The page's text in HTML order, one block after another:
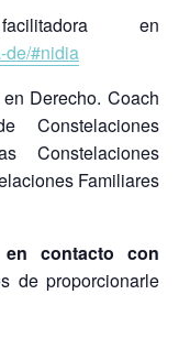
en
de/#nidia
Derecho. Coach
Constelaciones
Constelaciones
Familiares
en contacto con
de proporcionarle